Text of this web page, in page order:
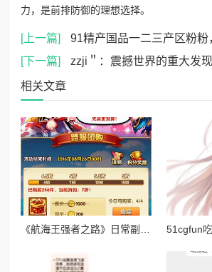
力，是前排防御的理想选择。
[上一篇]
91精产国品一二三产区粉粉，锲而
[下一篇]
zzji＂：震撼世界的重大发现，科学家揭示宇宙中的神秘力量
相关文章
《航海王强者之路》日常副本奖励全解析与高效攻略指南